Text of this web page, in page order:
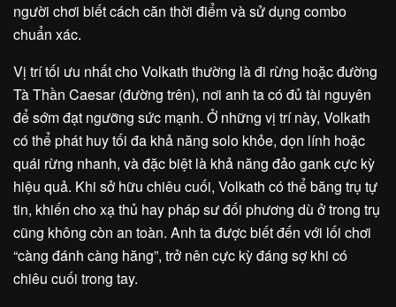
người chơi biết cách căn thời điểm và sử dụng combo
chuẩn xác.
Vị trí tối ưu nhất cho Volkath thường là đi rừng hoặc đường
Tà Thần Caesar (đường trên), nơi anh ta có đủ tài nguyên
để sớm đạt ngưỡng sức mạnh. Ở những vị trí này, Volkath
có thể phát huy tối đa khả năng solo khỏe, dọn lính hoặc
quái rừng nhanh, và đặc biệt là khả năng đảo gank cực kỳ
hiệu quả. Khi sở hữu chiêu cuối, Volkath có thể băng trụ tự
tin, khiến cho xạ thủ hay pháp sư đối phương dù ở trong trụ
cũng không còn an toàn. Anh ta được biết đến với lối chơi
“càng đánh càng hăng”, trở nên cực kỳ đáng sợ khi có
chiêu cuối trong tay.